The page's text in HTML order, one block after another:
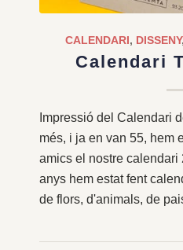
CALENDARI, DISSENY,
Calendari
Impressió del Calendari
més, i ja en van 55, hem
amics el nostre calendari
anys hem estat fent
de flors, d'animals, de